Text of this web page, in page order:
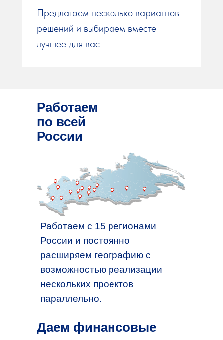
Предлагаем несколько вариантов
решений и выбираем вместе
лучшее для вас
Работаем
по всей
России
Работаем с 15 регионами
России и постоянно
расширяем географию с
возможностью реализации
нескольких проектов
параллельно.
Даем финансовые